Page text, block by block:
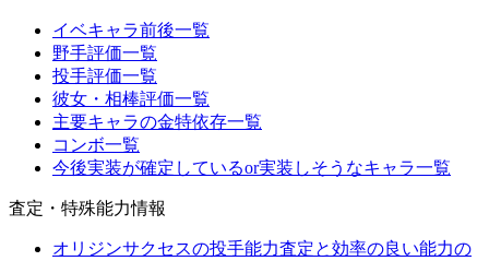
イベキャラ前後一覧
野手評価一覧
投手評価一覧
彼女・相棒評価一覧
主要キャラの金特依存一覧
コンボ一覧
今後実装が確定しているor実装しそうなキャラ一覧
査定・特殊能力情報
オリジンサクセスの投手能力査定と効率の良い能力の